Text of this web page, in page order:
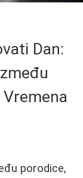
Dan:
porodice,